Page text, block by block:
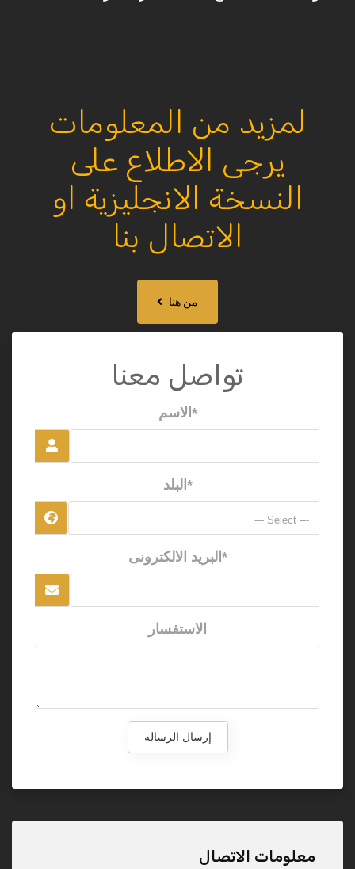
لمزيد من المعلومات
يرجى الاطلاع على
النسخة الانجليزية او
الاتصال بنا
من هنا
تواصل معنا
*الاسم
*البلد
*البريد الالكترونى
الاستفسار
إرسال الرساله
معلومات الاتصال